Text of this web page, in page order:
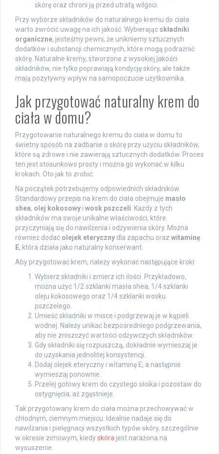
skórę oraz chroni ją przed utratą wilgoci.
Przy wyborze składników do naturalnego kremu do ciała
warto zwrócić uwagę na ich jakość. Wybierając składniki
organiczne, jesteśmy pewni, że unikniemy sztucznych
dodatków i substancji chemicznych, które mogą podrażnić
skórę. Naturalne kremy, stworzone z wysokiej jakości
składników, nie tylko poprawiają kondycję skóry, ale także
mają pozytywny wpływ na samopoczucie użytkownika.
Jak przygotować naturalny krem do
ciała w domu?
Przygotowanie naturalnego kremu do ciała w domu to
świetny sposób na zadbanie o skórę przy użyciu składników,
które są zdrowe i nie zawierają sztucznych dodatków. Proces
ten jest stosunkowo prosty i można go wykonać w kilku
krokach. Oto jak to zrobić:
Na początek potrzebujemy odpowiednich składników.
Standardowy przepis na krem do ciała obejmuje masło
shea, olej kokosowy i wosk pszczeli. Każdy z tych
składników ma swoje unikalne właściwości, które
przyczyniają się do nawilżenia i odżywienia skóry. Można
również dodać olejek eteryczny dla zapachu oraz witaminę
E, która działa jako naturalny konserwant.
Aby przygotować krem, należy wykonać następujące kroki:
Wybierz składniki i zmierz ich ilości. Przykładowo,
można użyć 1/2 szklanki masła shea, 1/4 szklanki
oleju kokosowego oraz 1/4 szklanki wosku
pszczelego.
Umieść składniki w misce i podgrzewaj je w kąpieli
wodnej. Należy unikać bezpośredniego podgrzewania,
aby nie zniszczyć wartości odżywczych składników.
Gdy składniki się rozpuszczą, dokładnie wymieszaj je
do uzyskania jednolitej konsystencji.
Dodaj olejek eteryczny i witaminę E, a następnie
wymieszaj ponownie.
Przelej gotowy krem do czystego słoika i pozostaw do
ostygnięcia, aż zgęstnieje.
Tak przygotowany krem do ciała można przechowywać w
chłodnym, ciemnym miejscu. Idealnie nadaje się do
nawilżania i pielęgnacji wszystkich typów skóry, szczególnie
w okresie zimowym, kiedyskóra jest narażona na
wysuszenie.